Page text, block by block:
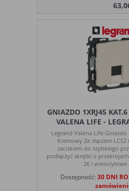
GNIAZDO 1XRJ45
VALENA LIFE -
Legrand Valena Life Gniazdo
Kremowy Ze złączem
zaciskiem do szybkiego
podłączyć skrętki o
26 i wielożyłowe
Dostępność: 30 DNI